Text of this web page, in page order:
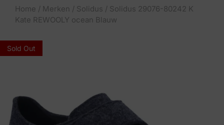
Home / Merken / Solidus / Solidus 29076-80242 K
Kate REWOOLY ocean Blauw
Sold Out